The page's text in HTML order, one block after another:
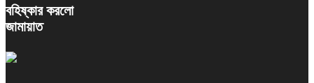
বহিষ্কার করলো
জামায়াত